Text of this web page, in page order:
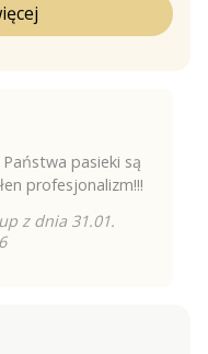
pasieki są
profesjonalizm!!!
z dnia 31.01.